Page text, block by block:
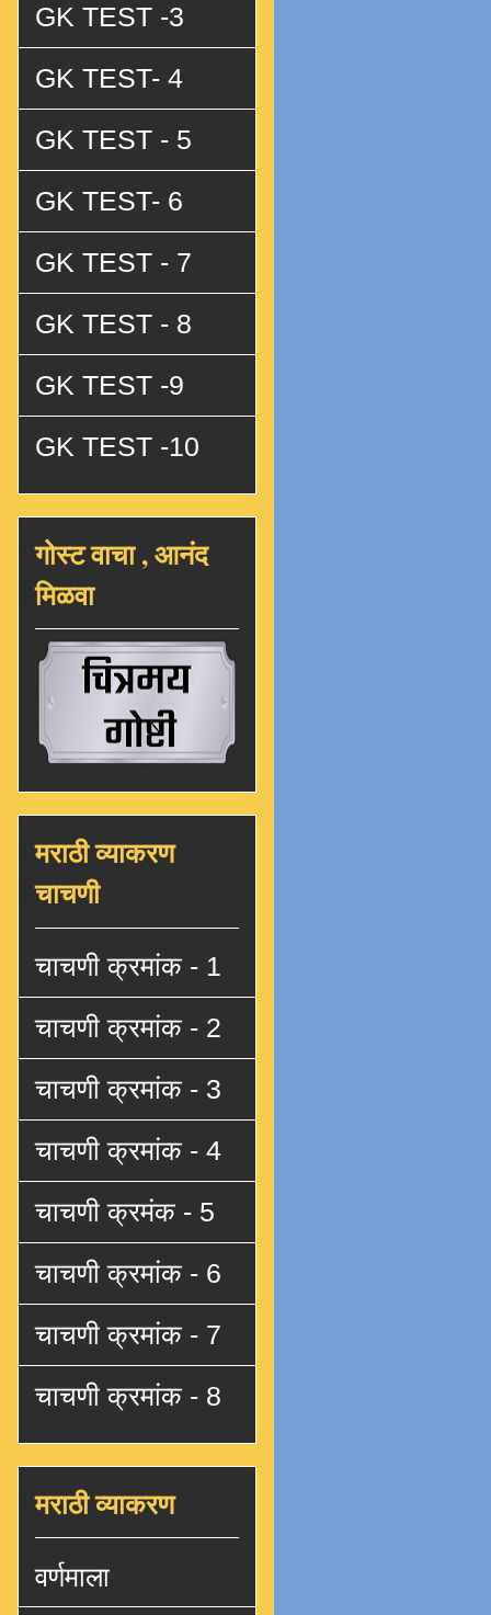
GK TEST -3
GK TEST- 4
GK TEST - 5
GK TEST- 6
GK TEST - 7
GK TEST - 8
GK TEST -9
GK TEST -10
गोस्ट वाचा , आनंद
मिळवा
मराठी व्याकरण
चाचणी
चाचणी क्रमांक - 1
चाचणी क्रमांक - 2
चाचणी क्रमांक - 3
चाचणी क्रमांक - 4
चाचणी क्रमंक - 5
चाचणी क्रमांक - 6
चाचणी क्रमांक - 7
चाचणी क्रमांक - 8
मराठी व्याकरण
वर्णमाला